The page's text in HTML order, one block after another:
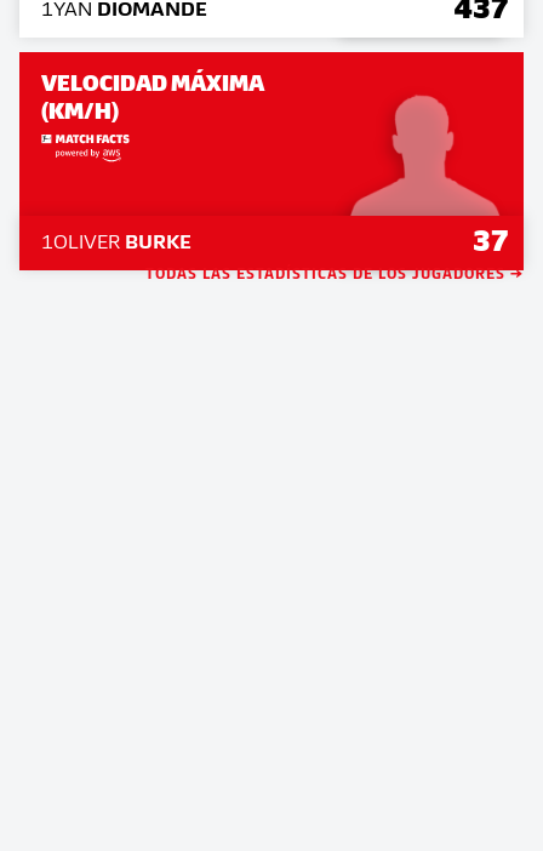
1YAN DIOMANDE
VELOCIDAD MÁXIMA
(KM/H)
1OLIVER BURKE 37
TODAS LAS ESTADÍSTICAS DE LOS JUGADORES →